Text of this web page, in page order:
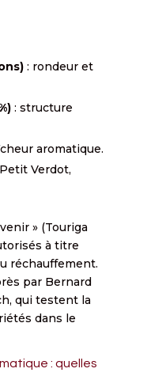
: rondeur et
: structure
aromatique.
Verdot,
» (Touriga
à titre
réchauffement.
par Bernard
qui testent la
dans le
: quelles